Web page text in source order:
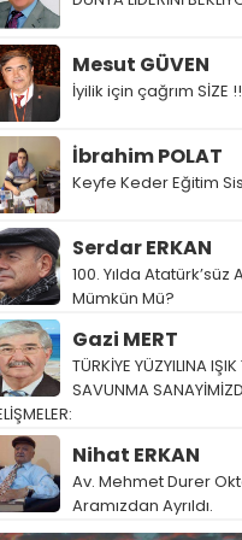
Mesut GÜVEN
İyilik için çağrım SİZE
İbrahim POLAT
Keyfe Keder Eğitim
Serdar ERKAN
100. Yılda Atatürk’süz
Mümkün Mü?
Gazi MERT
TÜRKİYE YÜZYILINA
SAVUNMA
Nihat ERKAN
Av. Mehmet Durer
Aramızdan Ayrıldı.